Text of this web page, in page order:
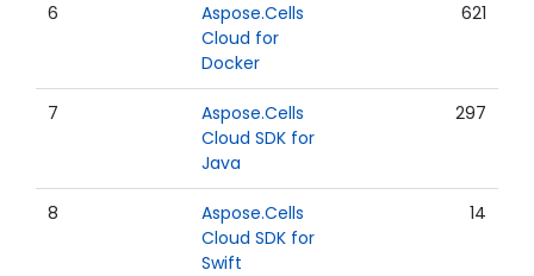
6
Aspose.Cells
Cloud for
Docker
621
7
Aspose.Cells
Cloud SDK for
Java
297
8
Aspose.Cells
Cloud SDK for
Swift
14